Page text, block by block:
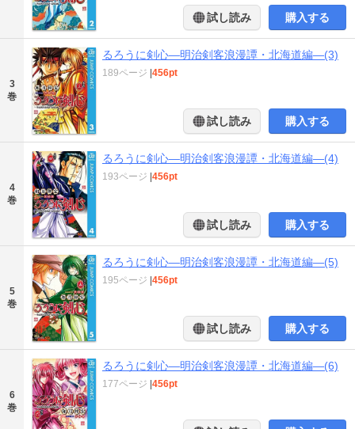
試し読み 購入する
3
巻
るろうに剣心―明治剣客浪漫譚・北海道編―(3)
189ページ 456pt
試し読み 購入する
4
巻
るろうに剣心―明治剣客浪漫譚・北海道編―(4)
193ページ 456pt
試し読み 購入する
5
巻
るろうに剣心―明治剣客浪漫譚・北海道編―(5)
195ページ 456pt
試し読み 購入する
6
巻
るろうに剣心―明治剣客浪漫譚・北海道編―(6)
177ページ 456pt